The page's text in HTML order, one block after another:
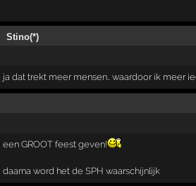
Stino(*)
ja dat trekt meer mensen.. waardoor ik meer
een GROOT feest geven!
daarna word het de SPH waarschijnlijk